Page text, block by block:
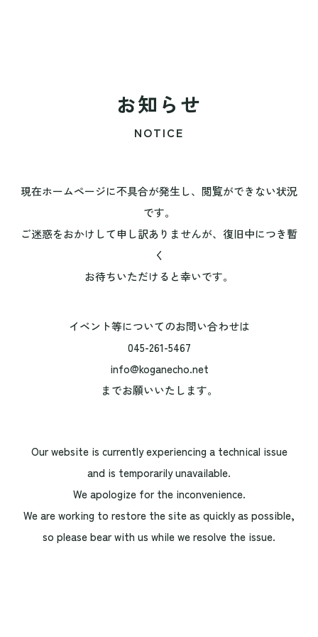
お知らせ
NOTICE
現在ホームページに不具合が発生し、閲覧ができない状況
です。
ご迷惑をおかけして申し訳ありませんが、復旧中につき暫
く
お待ちいただけると幸いです。
イベント等についてのお問い合わせは
045-261-5467
info@koganecho.net
までお願いいたします。
Our website is currently experiencing a technical issue
and is temporarily unavailable.
We apologize for the inconvenience.
We are working to restore the site as quickly as possible,
so please bear with us while we resolve the issue.